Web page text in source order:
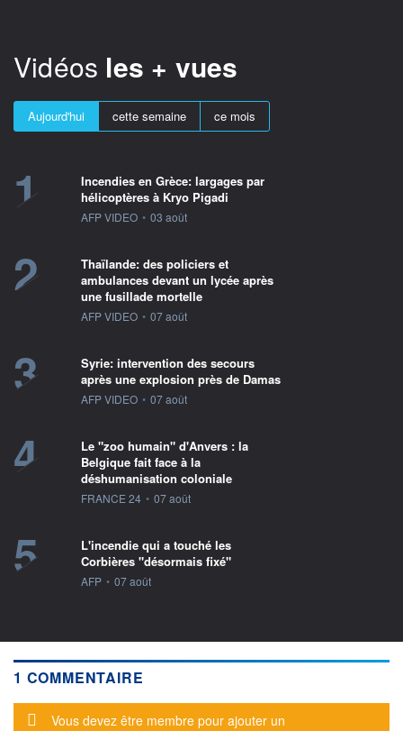
Vidéos les + vues
Aujourd'hui cette semaine ce mois
1
Incendies en Grèce: largages par
hélicoptères à Kryo Pigadi
information fournie par
AFP VIDEO • 03 août
2
Thaïlande: des policiers et
ambulances devant un lycée après
une fusillade mortelle
information fournie par
AFP VIDEO • 07 août
3
Syrie: intervention des secours
après une explosion près de Damas
information fournie par
AFP VIDEO • 07 août
4
Le "zoo humain" d'Anvers : la
Belgique fait face à la
déshumanisation coloniale
information fournie par
FRANCE 24 • 07 août
5
L'incendie qui a touché les
Corbières "désormais fixé"
information fournie par
AFP • 07 août
1 COMMENTAIRE
Message d'alerte
Vous devez être membre pour ajouter un